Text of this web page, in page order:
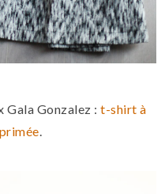
Gala Gonzalez :t-shirt à